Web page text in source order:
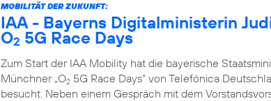
MOBILITÄT DER ZUKUNFT:
IAA - Bayerns Digitalministerin
O2 5G Race Days
Zum Start der IAA Mobility hat die bayerische
Münchner „O2 5G Race Days“ von Telefónica
besucht. Neben einem Gespräch mit dem